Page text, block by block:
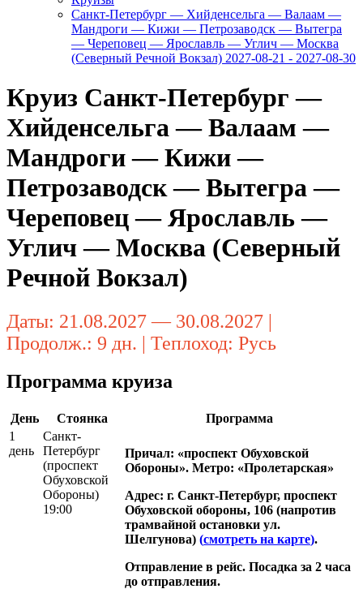
Санкт-Петербург — Хийденсельга — Валаам —
Мандроги — Кижи — Петрозаводск — Вытегра
— Череповец — Ярославль — Углич — Москва
(Северный Речной Вокзал) 2027-08-21 - 2027-08-30
Круиз Санкт-Петербург —
Хийденсельга — Валаам —
Мандроги — Кижи —
Петрозаводск — Вытегра —
Череповец — Ярославль —
Углич — Москва (Северный
Речной Вокзал)
Даты: 21.08.2027 — 30.08.2027 |
Продолж.: 9 дн. | Теплоход: Русь
Программа круиза
День Стоянка
Программа
1
день
Санкт-
Петербург
(проспект
Обуховской
Обороны)
19:00
Причал: «проспект Обуховской
Обороны». Метро: «Пролетарская»
Адрес: г. Санкт-Петербург, проспект
Обуховской обороны, 106 (напротив
трамвайной остановки ул.
Шелгунова) (смотреть на карте).
Отправление в рейс. Посадка за 2 часа
до отправления.